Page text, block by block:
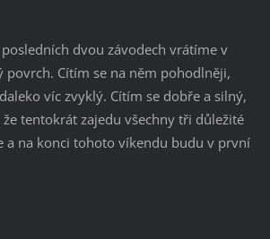
posledních dvou závodech vrátíme v
povrch. Cítím se na něm pohodlněji,
víc zvyklý. Cítím se dobře a silný,
tentokrát zajedu všechny tři důležité
a na konci tohoto víkendu budu v první